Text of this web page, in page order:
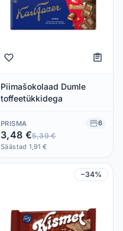
Piimašokolaad Dumle
toffeetükkidega
PRISMA 6
3,48 €5,39 €
Säästad 1,91 €
−34%